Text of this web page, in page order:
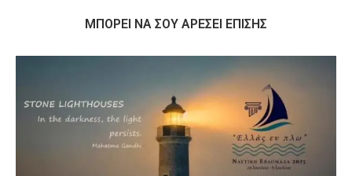
MΠΟΡΕΊ ΝΑ ΣΟΥ ΑΡΈΣΕΙ ΕΠΊΣΗΣ